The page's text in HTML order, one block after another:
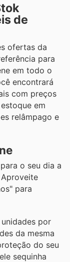
de
ofertas da
para
em todo o
encontrará
com preços
em
relâmpago e
o seu dia a
para
por
da mesma
do seu
sequinha